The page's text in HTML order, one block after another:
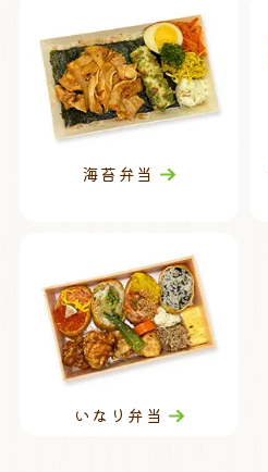
海苔弁当
いなり弁当